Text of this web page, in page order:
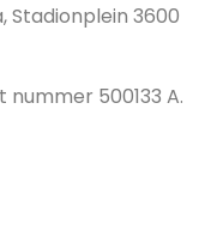
Stadionplein 3600
500133 A.